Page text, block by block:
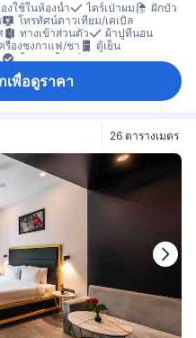
งใช้ในห้องน้ำ ไดร์เป่าผม
ฝักบัว
โทรทัศน์ดาวเทียม/เคเบิล
ทางเข้าส่วนตัว
ผ้าปูที่นอน
รื่องชงกาแฟ/ชา
ตู้เย็น
พื้นกระเบื้อง/หินอ่อน
รองรับแล็ปท็อป)
หาก ห้องพักชั้นสูง
เพื่อดูราคา
26 ตารางเมตร